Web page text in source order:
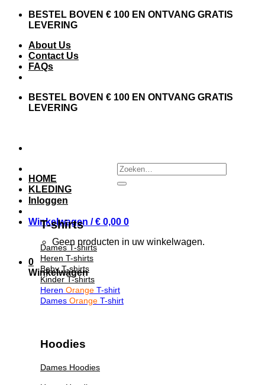
Skip
BESTEL BOVEN € 100 EN ONTVANG GRATIS
LEVERING
About Us
Contact Us
FAQs
BESTEL BOVEN € 100 EN ONTVANG GRATIS
LEVERING
Zoeken
naar:
Inloggen
Winkelwagen /€ 0,00 0
Geen producten in uw winkelwagen.
0
Winkelwagen
HOME
KLEDING
T-shirts
Dames T-shirts
Heren T-shirts
Baby T-shirts
Kinder T-shirts
Heren Orange T-shirt
Dames Orange T-shirt
Hoodies
Dames Hoodies